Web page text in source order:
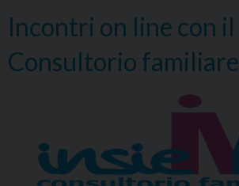
Incontri on line con il
Consultorio familiare